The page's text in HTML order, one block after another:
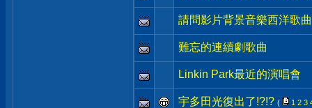
請問影片背景音樂西洋歌曲
難忘的連續劇歌曲
Linkin Park最近的演唱會
宇多田光復出了!?!? ( 1 2 3